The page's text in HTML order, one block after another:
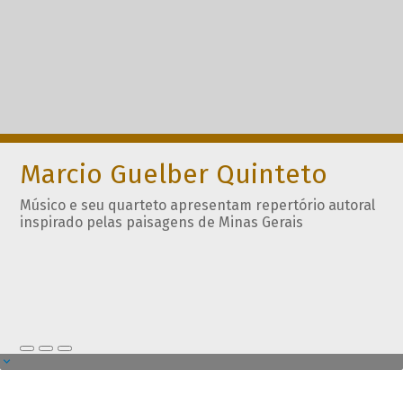
Marcio Guelber Quinteto
Músico e seu quarteto apresentam repertório autoral
inspirado pelas paisagens de Minas Gerais